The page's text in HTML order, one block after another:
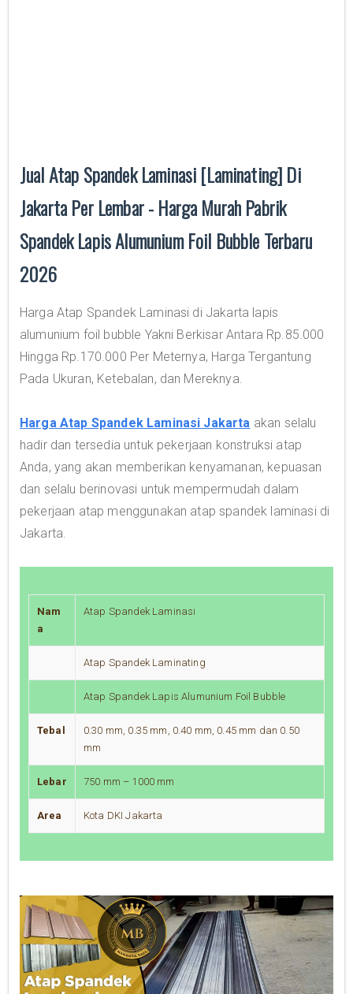
Jual Atap Spandek Laminasi [Laminating] Di
Jakarta Per Lembar - Harga Murah Pabrik
Spandek Lapis Alumunium Foil Bubble Terbaru
2026
Harga Atap Spandek Laminasi di Jakarta lapis
alumunium foil bubble Yakni Berkisar Antara Rp.85.000
Hingga Rp.170.000 Per Meternya, Harga Tergantung
Pada Ukuran, Ketebalan, dan Mereknya.
Harga Atap Spandek Laminasi Jakarta akan selalu
hadir dan tersedia untuk pekerjaan konstruksi atap
Anda, yang akan memberikan kenyamanan, kepuasan
dan selalu berinovasi untuk mempermudah dalam
pekerjaan atap menggunakan atap spandek laminasi di
Jakarta.
Nam
a
Atap Spandek Laminasi
Atap Spandek Laminating
Atap Spandek Lapis Alumunium Foil Bubble
Tebal
0.30 mm, 0.35 mm, 0.40 mm, 0.45 mm dan 0.50
mm
Lebar 750 mm – 1000 mm
Area Kota DKI Jakarta